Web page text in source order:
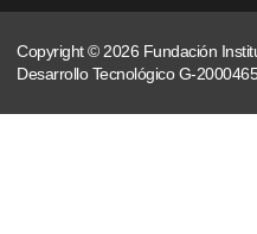
Copyright © 2026 Fundación
Desarrollo Tecnológico G-